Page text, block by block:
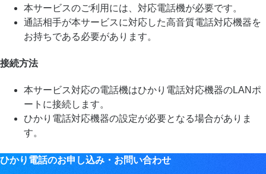
本サービスのご利用には、対応電話機が必要です。
通話相手が本サービスに対応した高音質電話対応機器を
お持ちである必要があります。
接続方法
本サービス対応の電話機はひかり電話対応機器のLANポ
ートに接続します。
ひかり電話対応機器の設定が必要となる場合がありま
す。
ひかり電話のお申し込み・お問い合わせ